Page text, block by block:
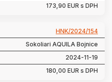
173,90 EUR s DPH
HNK/2024/154
Sokoliari AQUILA Bojnice
2024-11-19
180,00 EUR s DPH